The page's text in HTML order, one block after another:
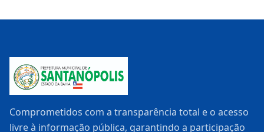
Comprometidos com a transparência total e o acesso
livre à informação pública, garantindo a participação